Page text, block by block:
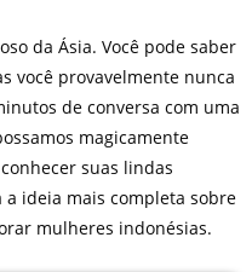
da Ásia. Você pode saber
você provavelmente nunca
de conversa com uma
magicamente
suas lindas
ideia mais completa sobre
mulheres indonésias.